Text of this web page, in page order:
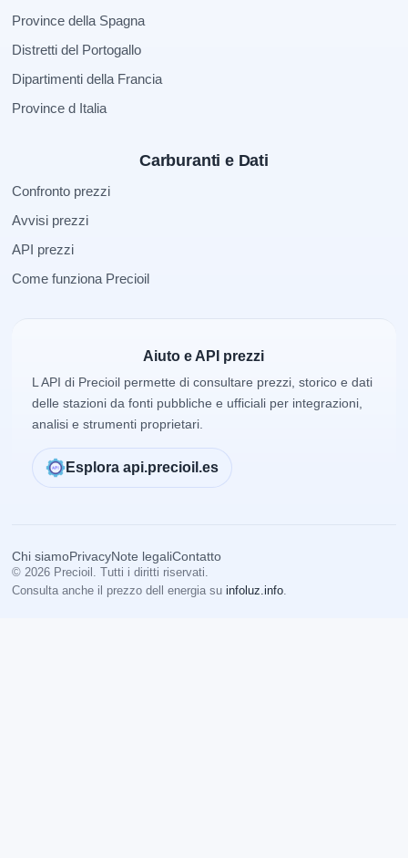
Province della Spagna
Distretti del Portogallo
Dipartimenti della Francia
Province d Italia
Carburanti e Dati
Confronto prezzi
Avvisi prezzi
API prezzi
Come funziona Precioil
Aiuto e API prezzi
L API di Precioil permette di consultare prezzi, storico e dati
delle stazioni da fonti pubbliche e ufficiali per integrazioni,
analisi e strumenti proprietari.
Esplora api.precioil.es
Chi siamoPrivacyNote legaliContatto
© 2026 Precioil. Tutti i diritti riservati.
Consulta anche il prezzo dell energia suinfoluz.info